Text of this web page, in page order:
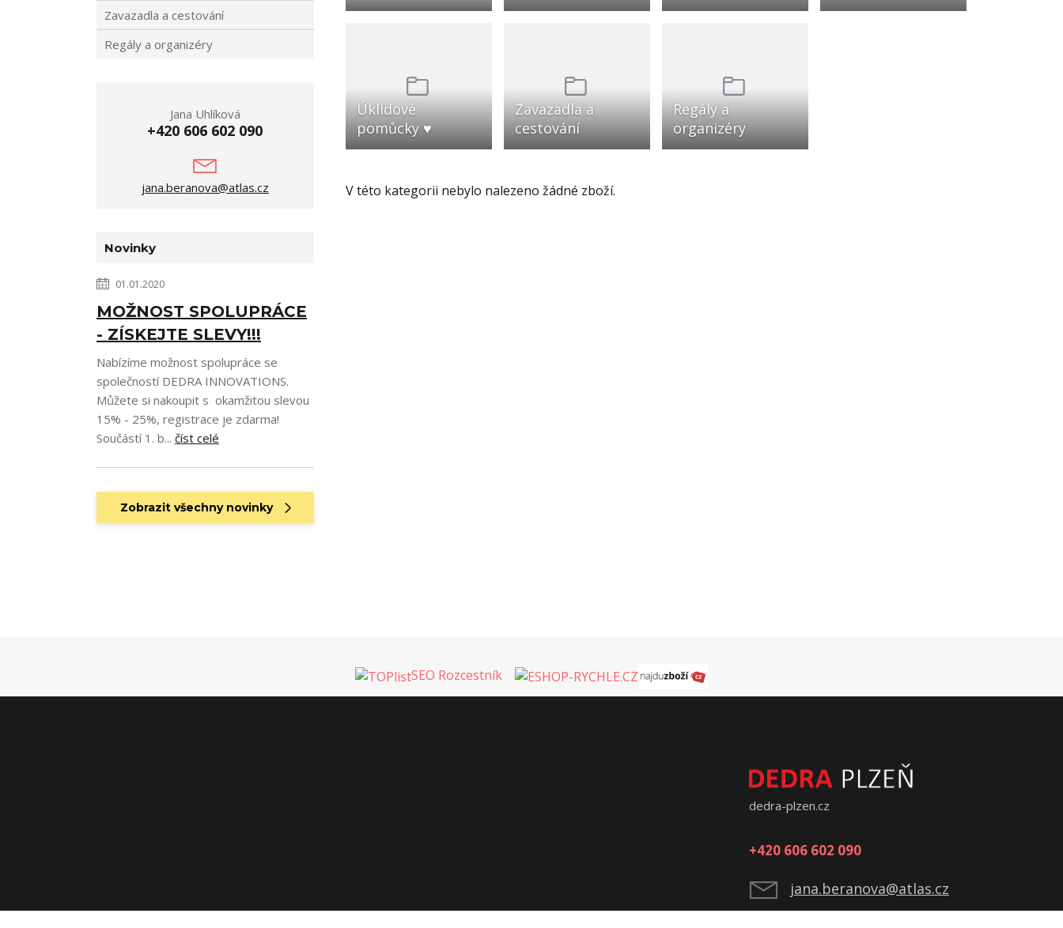
Úklidové
pomůcky ♥
Zavazadla a
cestování
Regály a
organizéry
V této kategorii nebylo nalezeno žádné zboží.
Zavazadla a cestování
Regály a organizéry
Jana Uhlíková
+420 606 602 090
jana.beranova@atlas.cz
Novinky
01.01.2020
MOŽNOST SPOLUPRÁCE
- ZÍSKEJTE SLEVY!!!
Nabízíme možnost spolupráce se
společností DEDRA INNOVATIONS.
Můžete si nakoupit s okamžitou slevou
15% - 25%, registrace je zdarma!
Součástí 1. b... číst celé
Zobrazit všechny novinky
SEO Rozcestník
dedra-plzen.cz
+420 606 602 090
jana.beranova@atlas.cz